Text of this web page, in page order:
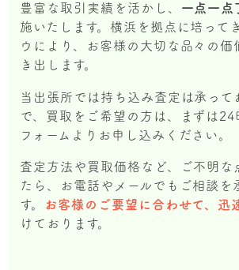
豊富な取引実績を活かし、 一点一点
施いたします。横浜を拠点に培って
ウにより、お客様の大切な品々の価
き出します。
当出張所では持ち込み査定は承って
で、買取をご希望の方は、まずは24
フォームよりお申し込みください。
査定方法や買取価格など、ご不明な
たら、お電話やメールでもご相談を
す。
お客様のご要望に合わせて、迅
けております。